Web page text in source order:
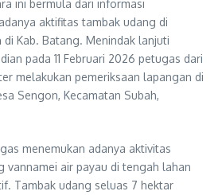
ini bermula dari informasi
aktifitas tambak udang di
Kab. Batang. Menindak lanjuti
pada 11 Februari 2026 petugas dari
melakukan pemeriksaan lapangan di
Sengon, Kecamatan Subah,
menemukan adanya aktivitas
vannamei air payau di tengah lahan
Tambak udang seluas 7 hektar